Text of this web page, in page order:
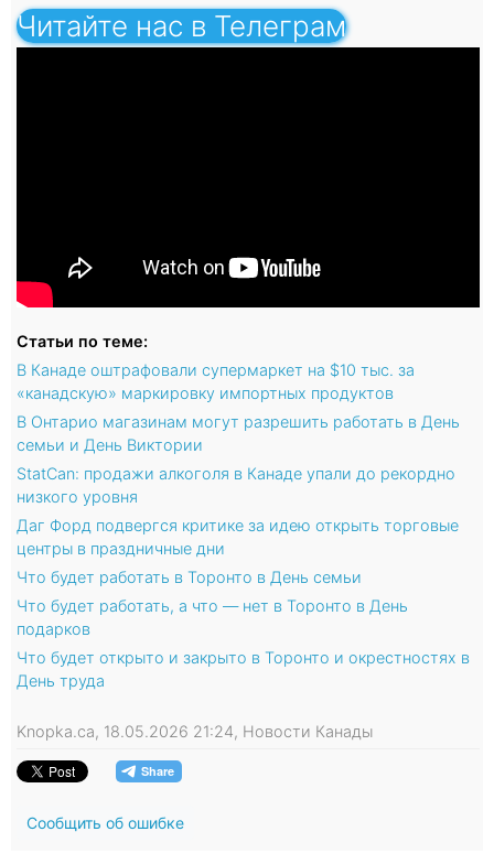
Читайте нас в Телеграм
Статьи по теме:
В Канаде оштрафовали супермаркет на $10 тыс. за
«канадскую» маркировку импортных продуктов
В Онтарио магазинам могут разрешить работать в День
семьи и День Виктории
StatCan: продажи алкоголя в Канаде упали до рекордно
низкого уровня
Даг Форд подвергся критике за идею открыть торговые
центры в праздничные дни
Что будет работать в Торонто в День семьи
Что будет работать, а что — нет в Торонто в День
подарков
Что будет открыто и закрыто в Торонто и окрестностях в
День труда
Knopka.ca, 18.05.2026 21:24, Новости Канады
Сообщить об ошибке